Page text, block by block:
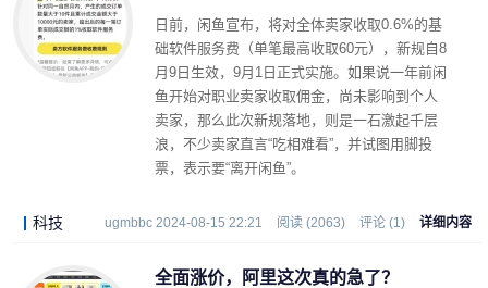
日前，闲鱼宣布，将对全体卖家收取0.6%的基
础软件服务费（单笔最高收取60元），新规自8
月9日生效，9月1日正式实施。如果说一年前闲
鱼开始对职业卖家收取佣金，尚未影响到个人
卖家，那么此次新规落地，则是一石激起千层
浪，不少卖家直言“吃相难看”，并试图用脚投
票，表示要“离开闲鱼”。
科技 ugmbbc 2024-08-15 22:21 阅读 (2063) 评论 (1) 详细内容
全面涨价，阿里这次真的急了？